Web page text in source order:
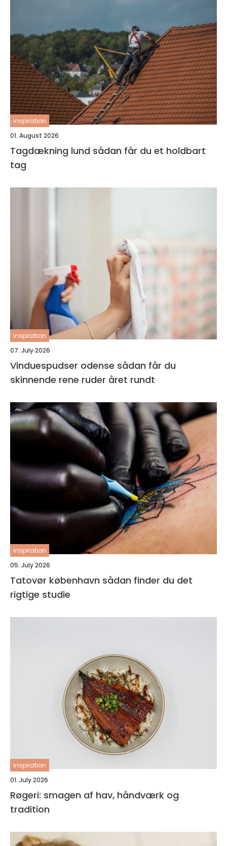
inspiration
01. August 2026
Tagdækning lund sådan får du et holdbart
tag
inspiration
07. July 2026
Vinduespudser odense sådan får du
skinnende rene ruder året rundt
inspiration
05. July 2026
Tatovør københavn sådan finder du det
rigtige studie
inspiration
01. July 2026
Røgeri: smagen af hav, håndværk og
tradition